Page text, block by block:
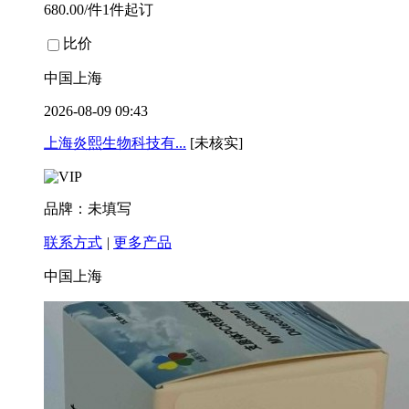
680.00/件1件起订
比价
中国上海
2026-08-09 09:43
上海炎熙生物科技有... [未核实]
品牌：未填写
联系方式 | 更多产品
中国上海